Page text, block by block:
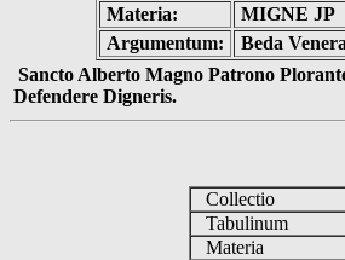
Materia:
MIGNE JP
Argumentum:
Beda
Sancto Alberto Magno Patrono
Defendere Digneris.
Collectio
Tabulinum
Materia